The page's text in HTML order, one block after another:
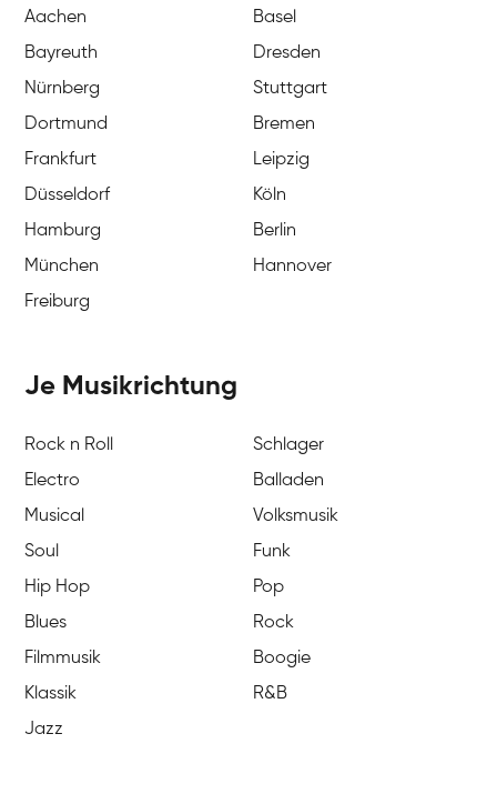
Aachen
Basel
Bayreuth
Dresden
Nürnberg
Stuttgart
Dortmund
Bremen
Frankfurt
Leipzig
Düsseldorf
Köln
Hamburg
Berlin
München
Hannover
Freiburg
Je Musikrichtung
Rock n Roll
Schlager
Electro
Balladen
Musical
Volksmusik
Soul
Funk
Hip Hop
Pop
Blues
Rock
Filmmusik
Boogie
Klassik
R&B
Jazz